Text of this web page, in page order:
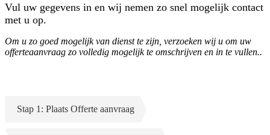
Vul uw gegevens in en wij nemen zo snel mogelijk contact
met u op.
Om u zo goed mogelijk van dienst te zijn, verzoeken wij u om uw
offerteaanvraag zo volledig mogelijk te omschrijven en in te vullen..
Stap 1: Plaats Offerte aanvraag